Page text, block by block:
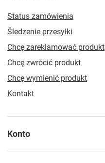
Status zamówienia
Śledzenie przesyłki
Chcę zareklamować produkt
Chcę zwrócić produkt
Chcę wymienić produkt
Kontakt
Konto